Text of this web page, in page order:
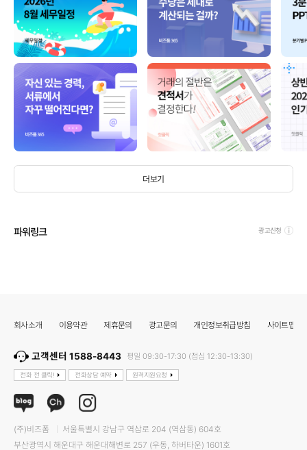
더보기
파워링크 광고신청
회사소개 이용약관 제휴문의 광고문의 개인정보취급방침 사이트맵
고객센터 1588-8443 평일 09:30-17:30 (점심 12:30-13:30)
전화 전 클릭! 전화상담 예약 원격지원요청
(주)비즈폼
서울특별시 강남구 역삼로 204 (역삼동) 604호
부산광역시 해운대구 해운대해변로 257 (우동, 하버타운) 1601호